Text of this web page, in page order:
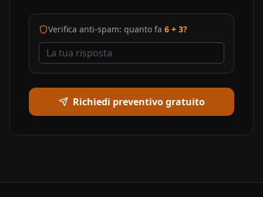
Verifica anti-spam: quanto fa 6 + 3?
Richiedi preventivo gratuito